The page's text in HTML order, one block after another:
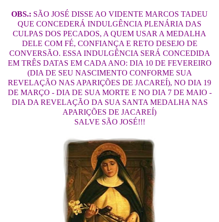
OBS.: SÃO JOSÉ DISSE AO VIDENTE MARCOS TADEU
QUE CONCEDERÁ INDULGÊNCIA PLENÁRIA DAS
CULPAS DOS PECADOS, A QUEM USAR A MEDALHA
DELE COM FÉ, CONFIANÇA E RETO DESEJO DE
CONVERSÃO. ESSA INDULGÊNCIA SERÁ CONCEDIDA
EM TRÊS DATAS EM CADA ANO: DIA 10 DE FEVEREIRO
(DIA DE SEU NASCIMENTO CONFORME SUA
REVELAÇÃO NAS APARIÇÕES DE JACAREÍ), NO DIA 19
DE MARÇO - DIA DE SUA MORTE E NO DIA 7 DE MAIO -
DIA DA REVELAÇÃO DA SUA SANTA MEDALHA NAS
APARIÇÕES DE JACAREÍ)
SALVE SÃO JOSÉ!!!